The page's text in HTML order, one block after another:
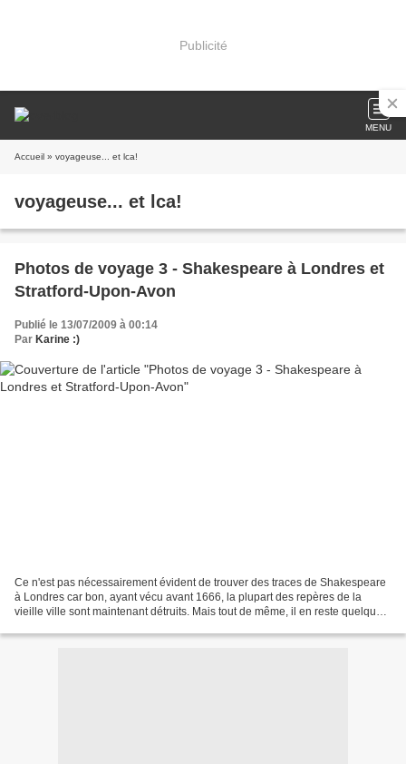
Publicité
MENU
Accueil » voyageuse... et lca!
voyageuse... et lca!
Photos de voyage 3 - Shakespeare à Londres et
Stratford-Upon-Avon
Publié le 13/07/2009 à 00:14
Par Karine :)
Ce n'est pas nécessairement évident de trouver des traces de Shakespeare
à Londres car bon, ayant vécu avant 1666, la plupart des repères de la
vieille ville sont maintenant détruits. Mais tout de même, il en reste quelques